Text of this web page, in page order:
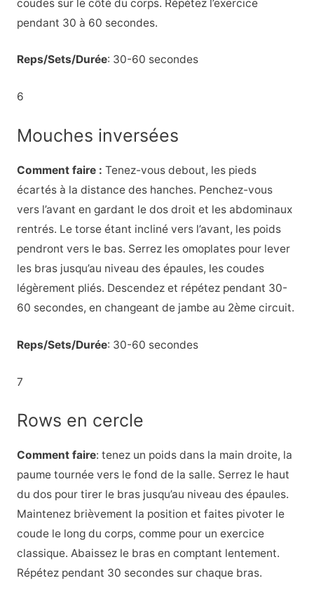
coudes sur le côté du corps. Répétez l’exercice
pendant 30 à 60 secondes.
Reps/Sets/Durée: 30-60 secondes
6
Mouches inversées
Comment faire : Tenez-vous debout, les pieds
écartés à la distance des hanches. Penchez-vous
vers l’avant en gardant le dos droit et les abdominaux
rentrés. Le torse étant incliné vers l’avant, les poids
pendront vers le bas. Serrez les omoplates pour lever
les bras jusqu’au niveau des épaules, les coudes
légèrement pliés. Descendez et répétez pendant 30-
60 secondes, en changeant de jambe au 2ème circuit.
Reps/Sets/Durée: 30-60 secondes
7
Rows en cercle
Comment faire: tenez un poids dans la main droite, la
paume tournée vers le fond de la salle. Serrez le haut
du dos pour tirer le bras jusqu’au niveau des épaules.
Maintenez brièvement la position et faites pivoter le
coude le long du corps, comme pour un exercice
classique. Abaissez le bras en comptant lentement.
Répétez pendant 30 secondes sur chaque bras.